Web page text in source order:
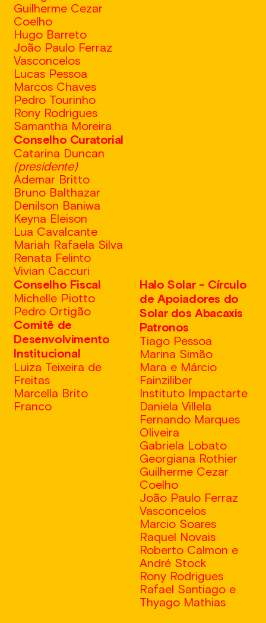
Guilherme Cezar
Coelho
Hugo Barreto
João Paulo Ferraz
Vasconcelos
Lucas Pessoa
Marcos Chaves
Pedro Tourinho
Rony Rodrigues
Samantha Moreira
Conselho Curatorial
Catarina Duncan
(presidente)
Ademar Britto
Bruno Balthazar
Denilson Baniwa
Keyna Eleison
Lua Cavalcante
Mariah Rafaela Silva
Renata Felinto
Vivian Caccuri
Conselho Fiscal
Michelle Piotto
Pedro Ortigão
Comitê de
Desenvolvimento
Institucional
Luiza Teixeira de
Freitas
Marcella Brito
Franco
Halo Solar - Círculo
de Apoiadores do
Solar dos Abacaxis
Patronos
Tiago Pessoa
Marina Simão
Mara e Márcio
Fainziliber
Instituto Impactarte
Daniela Villela
Fernando Marques
Oliveira
Gabriela Lobato
Georgiana Rothier
Guilherme Cezar
Coelho
João Paulo Ferraz
Vasconcelos
Marcio Soares
Raquel Novais
Roberto Calmon e
André Stock
Rony Rodrigues
Rafael Santiago e
Thyago Mathias